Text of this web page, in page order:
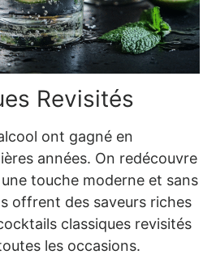
Revisités
ont gagné en
années. On redécouvre
touche moderne et sans
offrent des saveurs riches
classiques revisités
les occasions.